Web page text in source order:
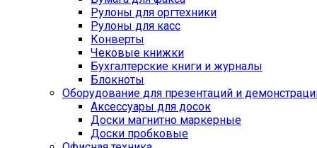
Рулоны для оргтехники
Рулоны для касс
Конверты
Чековые книжки
Бухгалтерские книги и журналы
Блокноты
Оборудование для презентаций и
Аксессуары для досок
Доски магнитно маркерные
Доски пробковые